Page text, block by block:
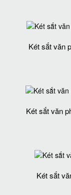
Két sắt văn
Két sắt văn
Két sắt